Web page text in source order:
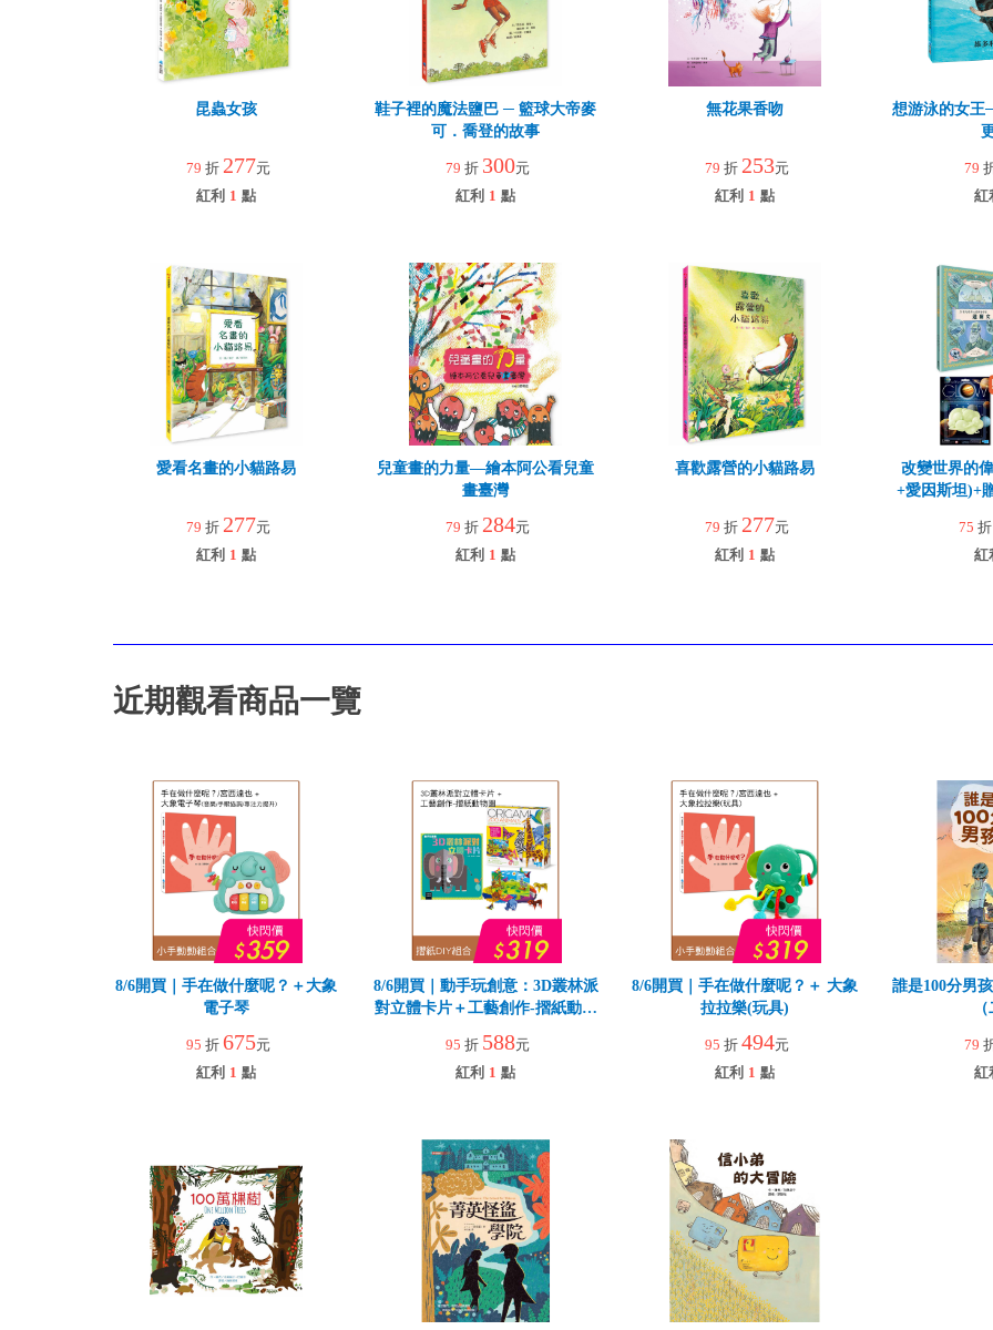
昆蟲女孩
79 折 277元
紅利 1 點
鞋子裡的魔法鹽巴 ─ 籃球大帝麥
可．喬登的故事
79 折 300元
紅利 1 點
無花果香吻
79 折 253元
紅利 1 點
想游泳的女王
79
紅
愛看名畫的小貓路易
79 折 277元
紅利 1 點
兒童畫的力量―繪本阿公看兒童
畫臺灣
79 折 284元
紅利 1 點
喜歡露營的小貓路易
79 折 277元
紅利 1 點
改變世界的
+愛因斯坦)+
75 折
紅
近期觀看商品一覽
8/6開買｜手在做什麼呢？＋大象
電子琴
95 折 675元
紅利 1 點
8/6開買｜動手玩創意：3D叢林派
對立體卡片＋工藝創作-摺紙動物
95 折 588元
紅利 1 點
8/6開買｜手在做什麼呢？＋ 大象
拉拉樂(玩具)
95 折 494元
紅利 1 點
誰是100分男
79
紅